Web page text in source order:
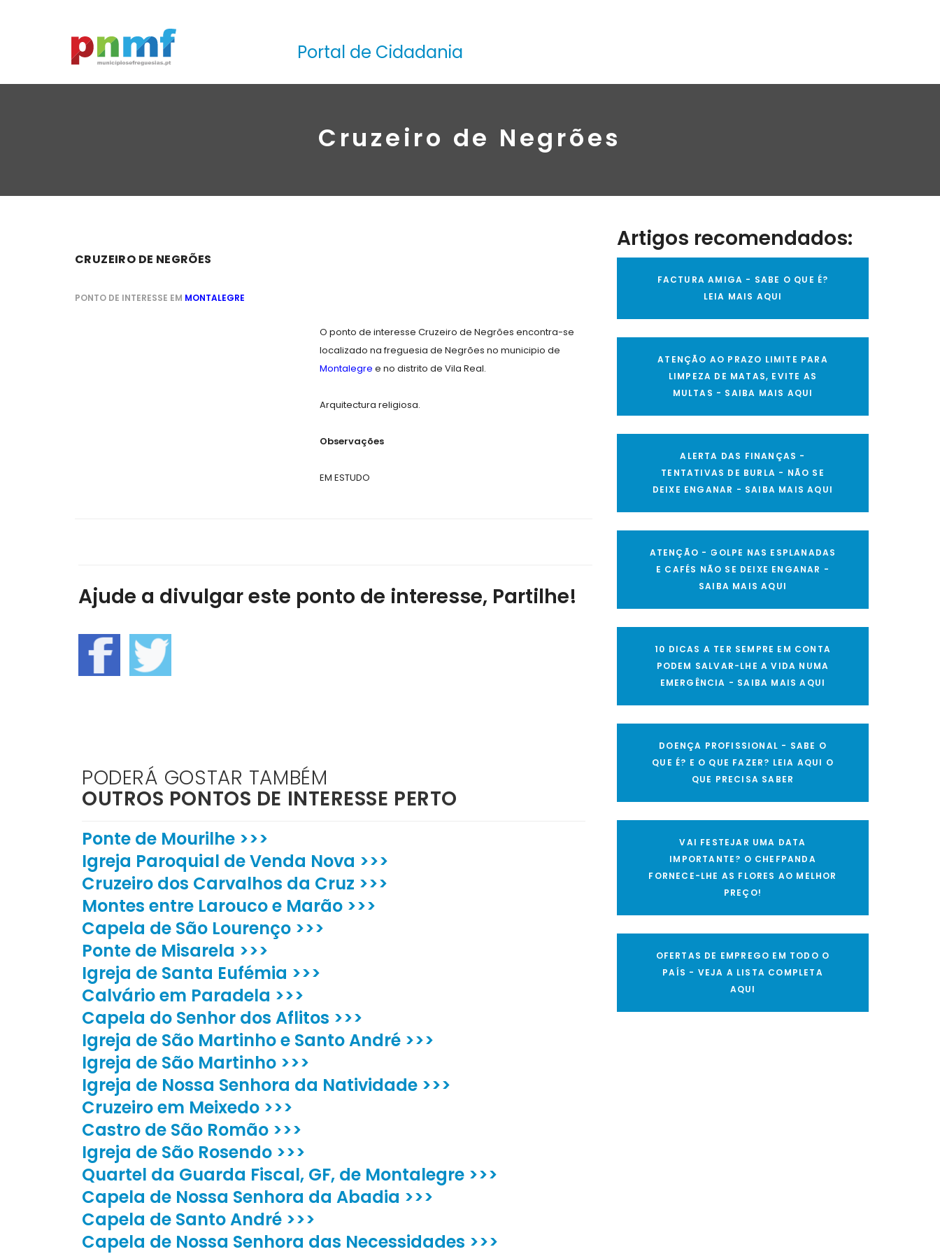
Portal de Cidadania
Cruzeiro de Negrões
CRUZEIRO DE NEGRÕES
PONTO DE INTERESSE EM MONTALEGRE
O ponto de interesse Cruzeiro de Negrões encontra-se
localizado na freguesia de Negrões no municipio de
Montalegre e no distrito de Vila Real.
Arquitectura religiosa.
Observações
EM ESTUDO
Ajude a divulgar este ponto de interesse, Partilhe!
PODERÁ GOSTAR TAMBÉM
OUTROS PONTOS DE INTERESSE PERTO
Ponte de Mourilhe >>>
Igreja Paroquial de Venda Nova >>>
Cruzeiro dos Carvalhos da Cruz >>>
Montes entre Larouco e Marão >>>
Capela de São Lourenço >>>
Ponte de Misarela >>>
Igreja de Santa Eufémia >>>
Calvário em Paradela >>>
Capela do Senhor dos Aflitos >>>
Igreja de São Martinho e Santo André >>>
Igreja de São Martinho >>>
Igreja de Nossa Senhora da Natividade >>>
Cruzeiro em Meixedo >>>
Castro de São Romão >>>
Igreja de São Rosendo >>>
Quartel da Guarda Fiscal, GF, de Montalegre >>>
Capela de Nossa Senhora da Abadia >>>
Capela de Santo André >>>
Capela de Nossa Senhora das Necessidades >>>
Artigos recomendados:
FACTURA AMIGA - SABE O QUE É?
LEIA MAIS AQUI
ATENÇÃO AO PRAZO LIMITE PARA
LIMPEZA DE MATAS, EVITE AS
MULTAS - SAIBA MAIS AQUI
ALERTA DAS FINANÇAS -
TENTATIVAS DE BURLA - NÃO SE
DEIXE ENGANAR - SAIBA MAIS AQUI
ATENÇÃO - GOLPE NAS ESPLANADAS
E CAFÉS NÃO SE DEIXE ENGANAR -
SAIBA MAIS AQUI
10 DICAS A TER SEMPRE EM CONTA
PODEM SALVAR-LHE A VIDA NUMA
EMERGÊNCIA - SAIBA MAIS AQUI
DOENÇA PROFISSIONAL - SABE O
QUE É? E O QUE FAZER? LEIA AQUI O
QUE PRECISA SABER
VAI FESTEJAR UMA DATA
IMPORTANTE? O CHEFPANDA
FORNECE-LHE AS FLORES AO MELHOR
PREÇO!
OFERTAS DE EMPREGO EM TODO O
PAÍS - VEJA A LISTA COMPLETA
AQUI